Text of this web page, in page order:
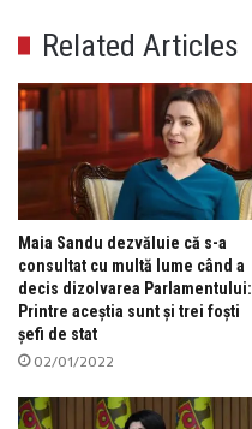
Related Articles
Maia Sandu dezvăluie că s-a
consultat cu multă lume când a
decis dizolvarea Parlamentului:
Printre aceștia sunt și trei foști
șefi de stat
02/01/2022